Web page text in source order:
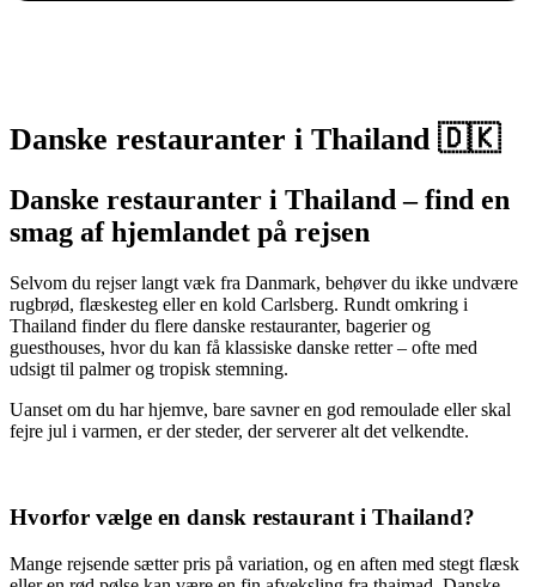
Danske restauranter i Thailand 🇩🇰
Danske restauranter i Thailand – find en
smag af hjemlandet på rejsen
Selvom du rejser langt væk fra Danmark, behøver du ikke undvære
rugbrød, flæskesteg eller en kold Carlsberg. Rundt omkring i
Thailand finder du flere danske restauranter, bagerier og
guesthouses, hvor du kan få klassiske danske retter – ofte med
udsigt til palmer og tropisk stemning.
Uanset om du har hjemve, bare savner en god remoulade eller skal
fejre jul i varmen, er der steder, der serverer alt det velkendte.
Hvorfor vælge en dansk restaurant i Thailand?
Mange rejsende sætter pris på variation, og en aften med stegt flæsk